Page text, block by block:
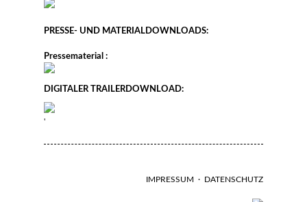
PRESSE- UND MATERIALDOWNLOADS:
Pressematerial :
DIGITALER TRAILERDOWNLOAD:
'
IMPRESSUM · DATENSCHUTZ